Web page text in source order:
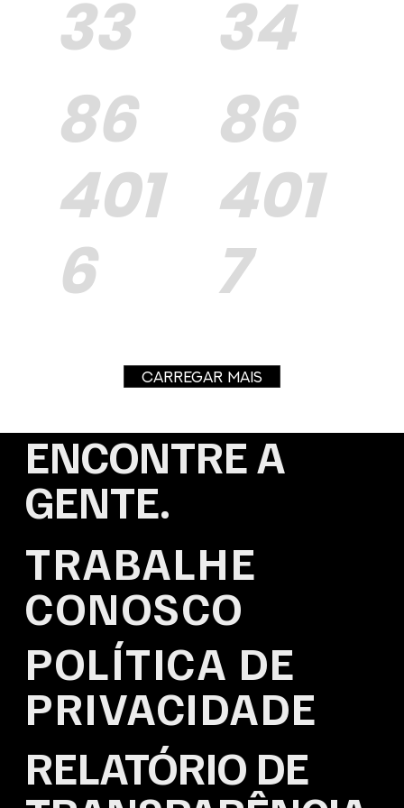
CARREGAR MAIS
33
34
86
401
6
86
401
7
ENCONTRE A
GENTE.
TRABALHE
CONOSCO
POLÍTICA DE
PRIVACIDADE
RELATÓRIO DE